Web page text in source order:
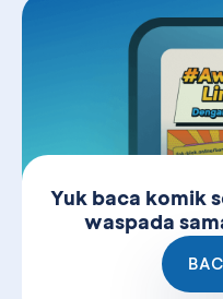
Yuk baca komik
waspada